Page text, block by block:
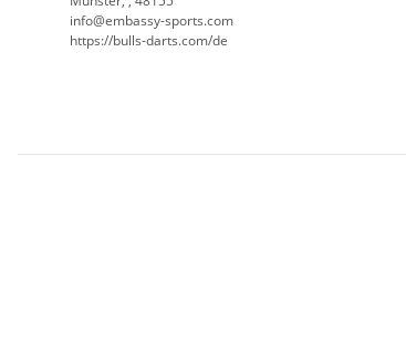
info@embassy-sports.com
https://bulls-darts.com/de